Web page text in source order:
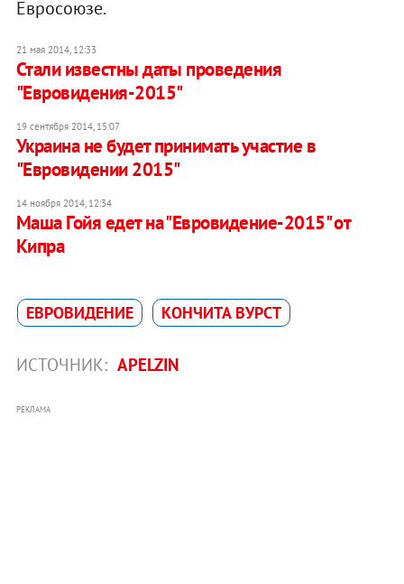
Евросоюзе.
21 мая 2014, 12:33
Стали известны даты проведения
"Евровидения-2015"
19 сентября 2014, 15:07
Украина не будет принимать участие в
"Евровидении 2015"
14 ноября 2014, 12:34
Маша Гойя едет на "Евровидение-2015" от
Кипра
ЕВРОВИДЕНИЕ КОНЧИТА ВУРСТ
ИСТОЧНИК: APELZIN
РЕКЛАМА